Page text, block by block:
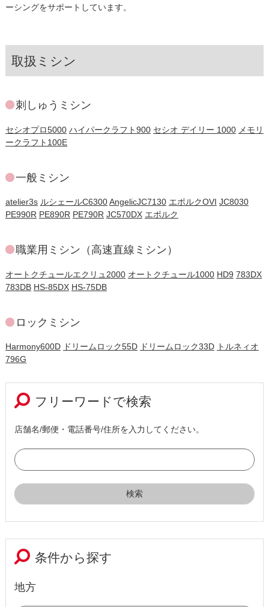
ーシングをサポートしています。
取扱ミシン
刺しゅうミシン
セシオプロ5000 ハイパークラフト900 セシオ デイリー 1000 メモリ
ークラフト100E
一般ミシン
atelier3s ルシェールC6300AngelicJC7130 エポルクOVI JC8030
PE990R PE890R PE790R JC570DX エポルク
職業用ミシン（高速直線ミシン）
オートクチュールエクリュ2000 オートクチュール1000 HD9 783DX
783DB HS-85DX HS-75DB
ロックミシン
Harmony600D ドリームロック55D ドリームロック33D トルネィオ
796G
フリーワードで検索
店舗名/郵便・電話番号/住所を入力してください。
条件から探す
地方